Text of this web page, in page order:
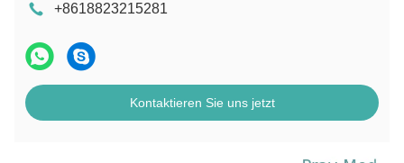
+8618823215281
Kontaktieren Sie uns jetzt